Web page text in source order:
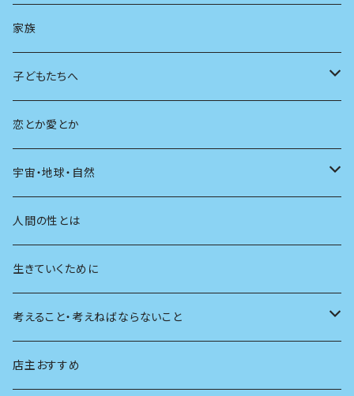
AIと社会
広告
日本の芸能
学ぶ楽しみ
現在
未来
旅
人生
家族
子どもたちへ
教育
友達
学校
恋とか愛とか
宇宙・地球・自然
動物
植物
天体
生物
人間の性とは
生きていくために
考えること・考えねばならないこと
創元社 シリーズ「あいだで考える」
店主おすすめ